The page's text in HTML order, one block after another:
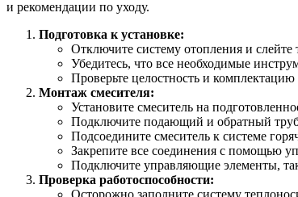
и рекомендации по уходу.
Подготовка к установке:
Отключите систему отопления и слейте
Убедитесь, что все необходимые
Проверьте целостность и
Монтаж смесителя:
Установите смеситель на
Подключите подающий и обратный
Подсоедините смеситель к системе
Закрепите все соединения с помощью
Подключите управляющие элементы,
Проверка работоспособности: